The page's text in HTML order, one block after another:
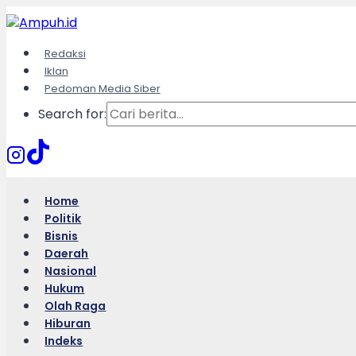
Skip
to
contentRedaksi
Iklan
Pedoman Media Siber
Search for:
Home
Politik
Bisnis
Daerah
Nasional
Hukum
Olah Raga
Hiburan
Indeks